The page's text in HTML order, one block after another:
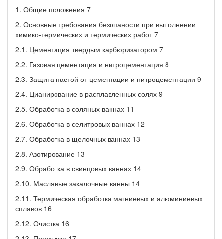
1. Общие положения 7
2. Основные требования безопаности при выполнении
химико-термических и термических работ 7
2.1. Цементация твердым карбюризатором 7
2.2. Газовая цементация и нитроцементация 8
2.3. Защита пастой от цементации и нитроцементации 9
2.4. Цианирование в расплавленных солях 9
2.5. Обработка в соляных ваннах 11
2.6. Обработка в селитровых ваннах 12
2.7. Обработка в щелочных ваннах 13
2.8. Азотирование 13
2.9. Обработка в свинцовых ваннах 14
2.10. Масляные закалочные ванны 14
2.11. Термическая обработка магниевых и алюминиевых
сплавов 16
2.12. Очистка 16